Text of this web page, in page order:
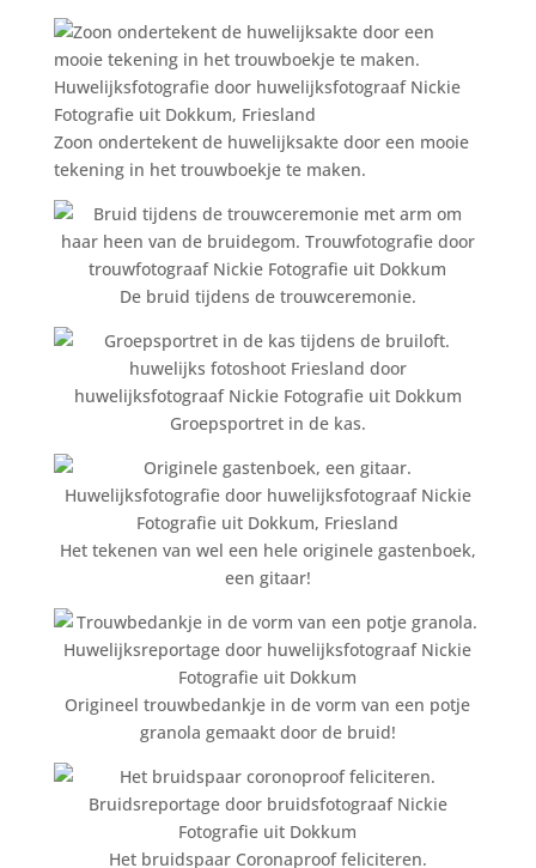
Zoon ondertekent de huwelijksakte door een mooie
tekening in het trouwboekje te maken.
De bruid tijdens de trouwceremonie.
Groepsportret in de kas.
Het tekenen van wel een hele originele gastenboek,
een gitaar!
Origineel trouwbedankje in de vorm van een potje
granola gemaakt door de bruid!
Het bruidspaar Coronaproof feliciteren.